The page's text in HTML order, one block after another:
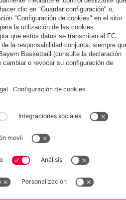
Prensa Baloncesto
Condiciones de uso
Accesibilidad
Contacto Ajustes de cookies